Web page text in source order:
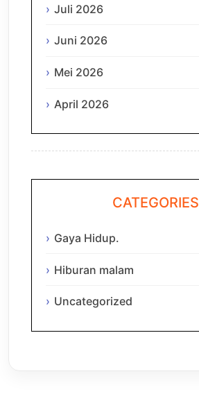
Juli 2026
Juni 2026
Mei 2026
April 2026
CATEGORIES
Gaya Hidup.
Hiburan malam
Uncategorized